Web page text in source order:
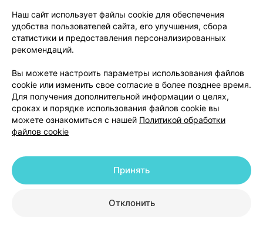
О проекте
Новости проекта
Размещение рекламы
Медицинский маркетинг
Публичный договор
Доставка
Способы оплаты
Вакансии
Партнеры
Написать руководителю 103.by
Написать в поддержку
Персональные настройки Cookie
© 2026 ООО «Артокс Лаб», УНП 191700409 | 220012, Республика Беларусь,
+375 291212755
Наш сайт использует файлы cookie для обеспечения
удобства пользователей сайта, его улучшения, сбора
статистики и предоставления персонализированных
рекомендаций.
Вы можете настроить параметры использования файлов
cookie или изменить свое согласие в более позднее время.
Для получения дополнительной информации о целях,
сроках и порядке использования файлов cookie вы
можете ознакомиться с нашей Политикой обработки
файлов cookie
Отклонить
Принять